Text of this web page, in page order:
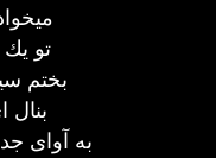
تو
بختم
به آوای